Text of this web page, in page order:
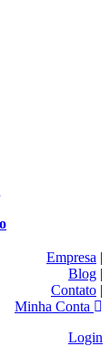
Empresa |
Blog |
Contato |
Minha Conta
Login